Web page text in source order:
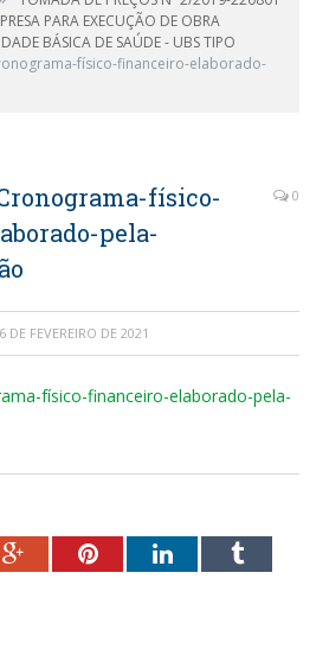
PARA EXECUÇÃO DE OBRA
BÁSICA DE SAÚDE - UBS TIPO
físico-financeiro-elaborado-
Cronograma-físico-
pela-
0
DE FEVEREIRO DE 2021
físico-financeiro-elaborado-pela-
Google+PinterestLinkedInTumblr